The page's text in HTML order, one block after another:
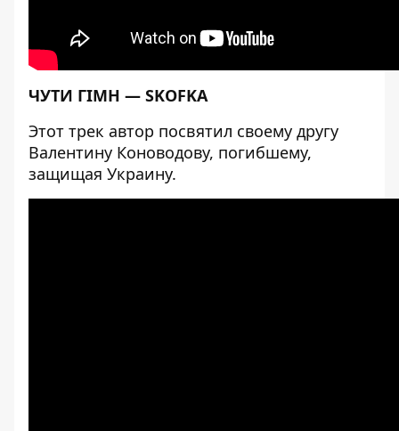
ЧУТИ ГІМН — SKOFKA
Этот трек автор посвятил своему другу
Валентину Коноводову, погибшему,
защищая Украину.